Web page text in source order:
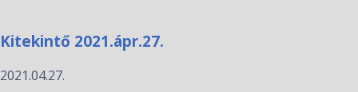
Kitekintő 2021.ápr.27.
2021.04.27.